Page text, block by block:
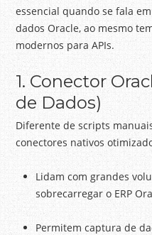
essencial quando se fala
dados Oracle, ao mesmo
modernos para APIs.
1. Conector
de Dados)
Diferente de scripts
conectores nativos
Lidam com grandes
sobrecarregar o ERP
Permitem captura de